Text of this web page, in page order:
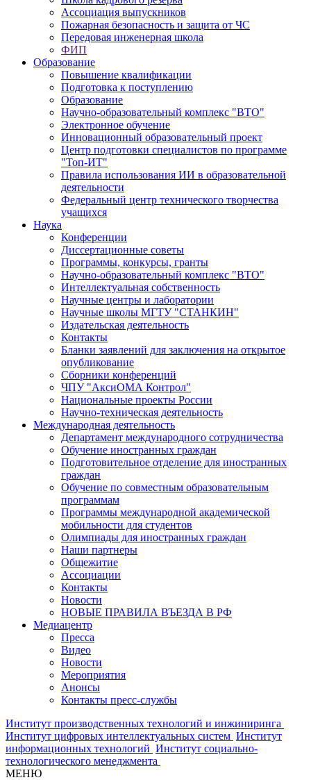
Ассоциация выпускников
Пожарная безопасность и защита от ЧС
Передовая инженерная школа
ФИП
Образование
Повышение квалификации
Подготовка к поступлению
Образование
Научно-образовательный комплекс "ВТО"
Электронное обучение
Инновационный образовательный проект
Центр подготовки специалистов по программе
"Топ-ИТ"
Правила использования ИИ в образовательной
деятельности
Федеральный центр технического творчества
учащихся
Наука
Конференции
Диссертационные советы
Программы, конкурсы, гранты
Научно-образовательный комплекс "ВТО"
Интеллектуальная собственность
Научные центры и лаборатории
Научные школы МГТУ "СТАНКИН"
Издательская деятельность
Контакты
Бланки заявлений для заключения на открытое
опубликование
Сборники конференций
ЧПУ "АксиОМА Контрол"
Национальные проекты России
Научно-техническая деятельность
Международная деятельность
Департамент международного сотрудничества
Обучение иностранных граждан
Подготовительное отделение для иностранных
граждан
Обучение по совместным образовательным
программам
Программы международной академической
мобильности для студентов
Олимпиады для иностранных граждан
Наши партнеры
Общежитие
Ассоциации
Контакты
Новости
НОВЫЕ ПРАВИЛА ВЪЕЗДА В РФ
Медиацентр
Пресса
Видео
Новости
Мероприятия
Анонсы
Контакты пресс-службы
Институт производственных технологий и инжиниринга
Институт цифровых интеллектуальных систем Институт
информационных технологий Институт социально-
технологического менеджмента
МЕНЮ